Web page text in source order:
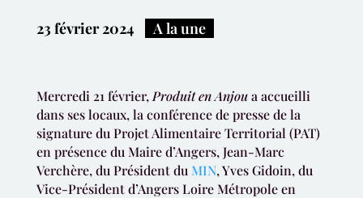
23 février 2024 A la une
Mercredi 21 février, Produit en Anjoua accueilli
dans ses locaux, la conférence de presse de la
signature du Projet Alimentaire Territorial (PAT)
en présence du Maire d’Angers, Jean-Marc
Verchère, du Président du MIN, Yves Gidoin, du
Vice-Président d’Angers Loire Métropole en